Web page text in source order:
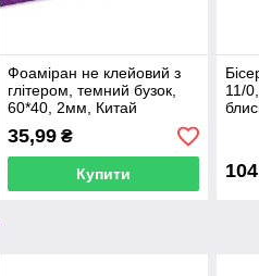
Фоаміран не клейовий з
глітером, темний бузок,
60*40, 2мм, Китай
35,99₴
Купити
11/